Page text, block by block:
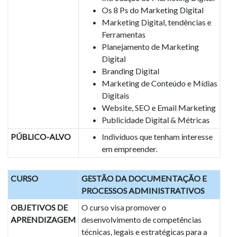
Os 8 Ps do Marketing Digital
Marketing Digital, tendências e
Ferramentas
Planejamento de Marketing
Digital
Branding Digital
Marketing de Conteúdo e Mídias
Digitais
Website, SEO e Email Marketing
Publicidade Digital & Métricas
PÚBLICO-ALVO
Indivíduos que tenham interesse
em empreender.
CURSO
GESTÃO DA DOCUMENTAÇÃO E
PROCESSOS ADMINISTRATIVOS
OBJETIVOS DE
APRENDIZAGEM
O curso visa promover o
desenvolvimento de competências
técnicas, legais e estratégicas para a